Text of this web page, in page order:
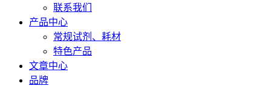
联系我们
产品中心
常规试剂、耗材
特色产品
文章中心
品牌